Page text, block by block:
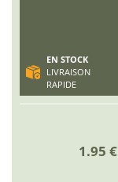
EN STOCK
LIVRAISON
RAPIDE
1.95 €